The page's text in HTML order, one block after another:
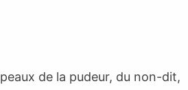
de la pudeur, du non-dit,